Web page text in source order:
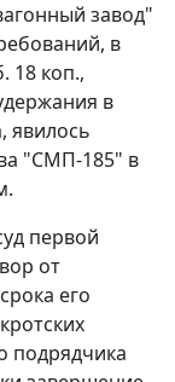
завод"
в
18 коп.,
в
явилось
"СМП-185" в
первой
от
его
подрядчика